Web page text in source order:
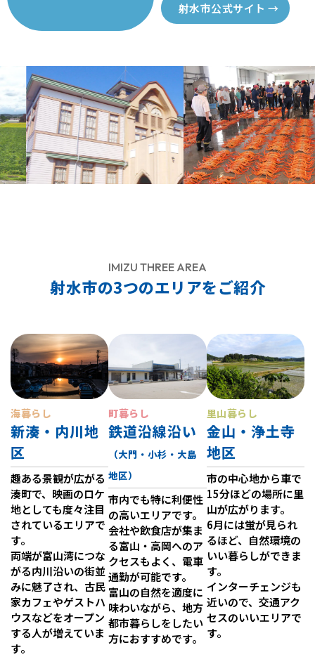
射水市公式サイト →
IMIZU THREE AREA
射水市の3つのエリアをご紹介
海暮らし
新湊・内川地
区
趣ある景観が広がる
湊町で、映画のロケ
地としても度々注目
されているエリアで
す。
両端が富山湾につな
がる内川沿いの街並
みに魅了され、古民
家カフェやゲストハ
ウスなどをオープン
する人が増えていま
す。
町暮らし
鉄道沿線沿い
（大門・小杉・大島
地区）
市内でも特に利便性
の高いエリアです。
会社や飲食店が集ま
る富山・高岡へのア
クセスもよく、電車
通勤が可能です。
富山の自然を適度に
味わいながら、地方
都市暮らしをしたい
方におすすめです。
里山暮らし
金山・浄土寺
地区
市の中心地から車で
15分ほどの場所に里
山が広がります。
6月には蛍が見られ
るほど、自然環境の
いい暮らしができま
す。
インターチェンジも
近いので、交通アク
セスのいいエリアで
す。